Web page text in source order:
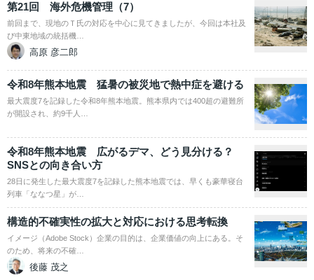
第21回 海外危機管理（7）
前回まで、現地のＴ氏の対応を中心に見てきましたが、今回は本社及
び中東地域の統括機…
高原 彦二郎
令和8年熊本地震 猛暑の被災地で熱中症を避ける
最大震度7を記録した令和8年熊本地震。熊本県内では400超の避難所
が開設され、約9千人…
令和8年熊本地震 広がるデマ、どう見分ける？
SNSとの向き合い方
28日に発生した最大震度7を記録した熊本地震では、早くも豪華寝台
列車「ななつ星」が…
構造的不確実性の拡大と対応における思考転換
イメージ（Adobe Stock）企業の目的は、企業価値の向上にある。そ
のため、将来の不確…
後藤 茂之